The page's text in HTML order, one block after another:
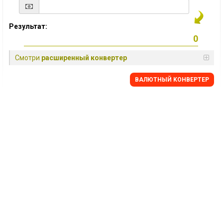
Результат:
Смотри расширенный конвертер
BАЛЮТНЫЙ KОНВЕРТЕР